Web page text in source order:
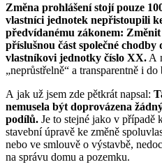
Změna prohlášení stojí pouze
vlastníci jednotek nepřistoupili
předvídanému zákonem:
příslušnou část společné
vlastníkovi jednotky číslo XX. A
„neprůstřelně“ a transparentně i
A jak už jsem zde pětkrát napsal:
nemusela být doprovázena
podílů. Je to stejné jako v případě
stavební úpravě ke změně
nebo ve smlouvě o výstavbě,
na správu domu a pozemku.